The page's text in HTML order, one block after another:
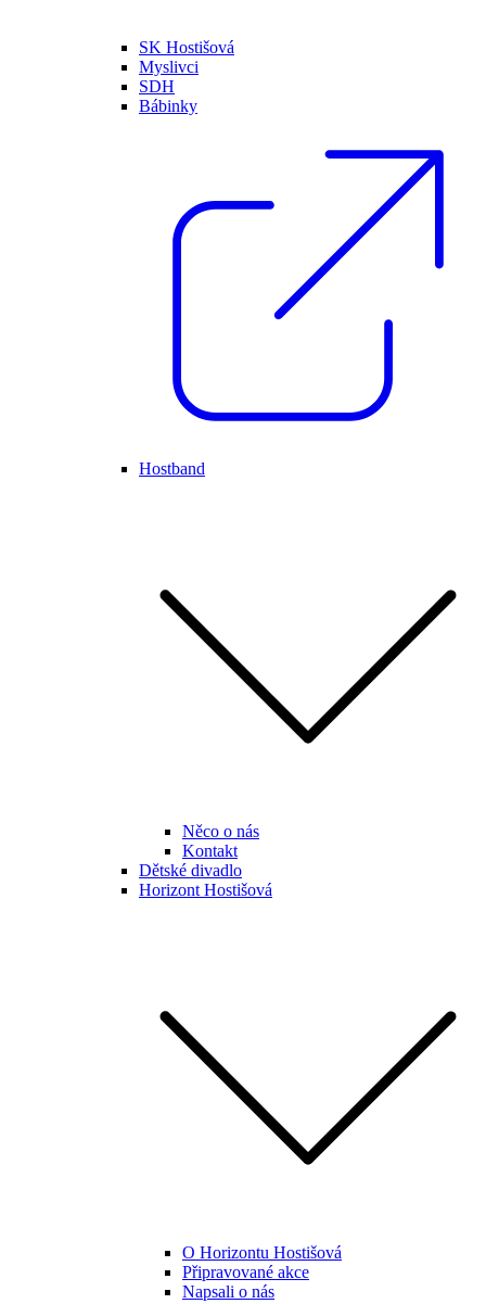
SK Hostišová
Myslivci
SDH
Bábinky
Hostband
Něco o nás
Kontakt
Dětské divadlo
Horizont Hostišová
O Horizontu Hostišová
Připravované akce
Napsali o nás